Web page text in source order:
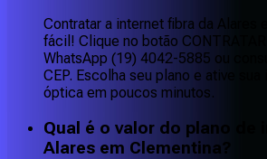
Contratar a internet fibra da Alares
fácil! Clique no botão
WhatsApp (19) 4042-5885 ou
CEP. Escolha seu plano e ative
óptica em poucos minutos.
Qual é o valor do plano de
Alares em Clementina?